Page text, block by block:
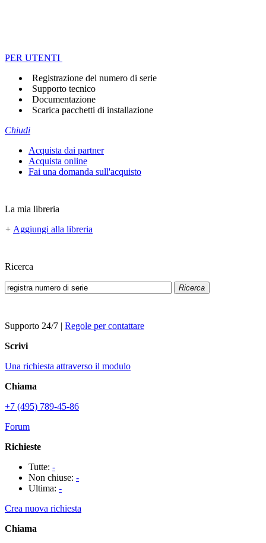
PER UTENTI
Registrazione del numero di serie
Supporto tecnico
Documentazione
Scarica pacchetti di installazione
Chiudi
Acquista dai partner
Acquista online
Fai una domanda sull'acquisto
La mia libreria
+ Aggiungi alla libreria
Ricerca
Ricerca
Supporto 24/7 | Regole per contattare
Scrivi
Una richiesta attraverso il modulo
Chiama
+7 (495) 789-45-86
Forum
Richieste
Tutte: -
Non chiuse: -
Ultima: -
Crea nuova richiesta
Chiama